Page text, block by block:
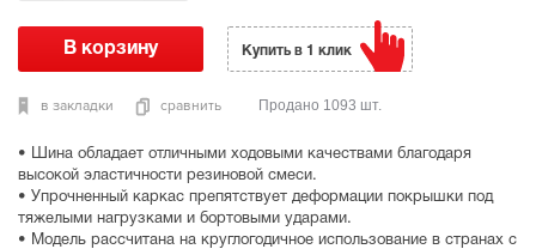
• Шина обладает отличными ходовыми качествами благодаря
высокой эластичности резиновой смеси.
• Упрочненный каркас препятствует деформации покрышки под
тяжелыми нагрузками и бортовыми ударами.
• Модель рассчитана на круглогодичное использование в странах с
в закладки сравнить
Купить в 1 клик
Продано 1093 шт.